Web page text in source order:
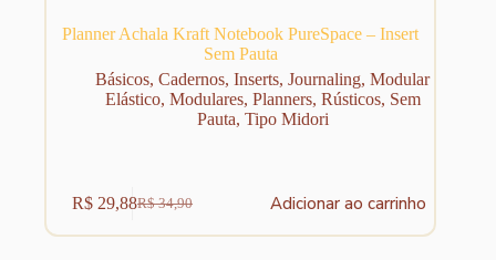
Planner Achala Kraft Notebook PureSpace – Insert
Sem Pauta
Básicos,Cadernos,Inserts,Journaling,Modular
Elástico, Modulares, Planners, Rústicos, Sem
Pauta, Tipo Midori
R$34,90
O
preço
R$ 29,88O
preço
Adicionar ao carrinho